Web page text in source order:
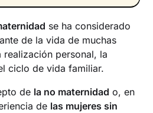
social: recursos y
la psicología
cada vez hay más
tienen hijos
se ha considerado
de la vida de muchas
realización personal, la
ciclo de vida familiar.
de la no maternidad o, en
de las mujeres sin